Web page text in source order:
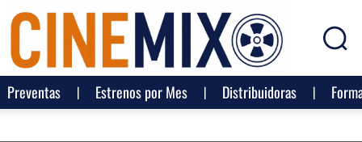
Preventas Estrenos por Mes Distribuidoras